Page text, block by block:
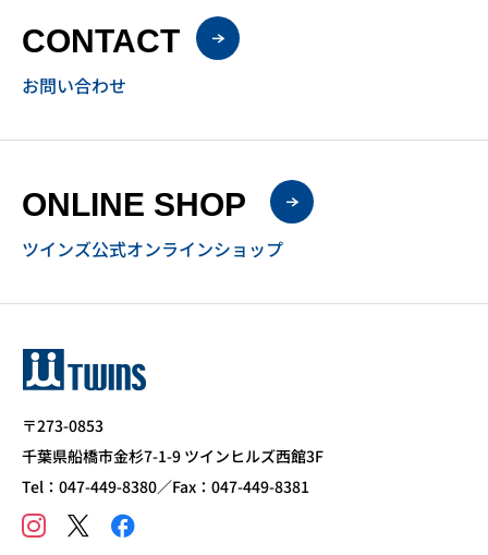
CONTACT
お問い合わせ
ONLINE SHOP
ツインズ公式オンラインショップ
〒273-0853
千葉県船橋市金杉7-1-9 ツインヒルズ西館3F
Tel：047-449-8380／Fax：047-449-8381